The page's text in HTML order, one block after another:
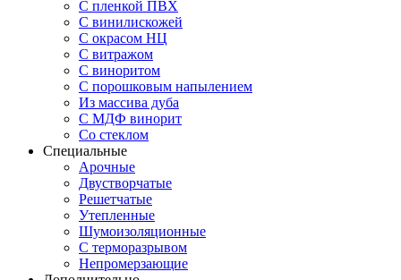
С пленкой ПВХ
С винилискожей
С окрасом НЦ
С витражом
С виноритом
С порошковым напылением
Из массива дуба
С МДФ винорит
Со стеклом
Специальные
Арочные
Двустворчатые
Решетчатые
Утепленные
Шумоизоляционные
С терморазрывом
Непромерзающие